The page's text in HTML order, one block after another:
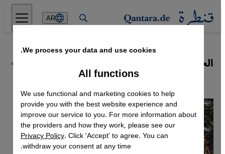
Direkt zum Inhalt springen
AR
الجندر | جندر
We process your data and use cookies.
All functions
We use functional and marketing cookies to help
provide you with the best website experience and
improve our service to you. For more information about
the providers and how they work, please see our
Privacy Policy. Click 'Accept' to agree. You can
withdraw your consent at any time.